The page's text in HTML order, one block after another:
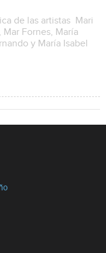
de las artistas Mari
Fornes, María
y María Isabel